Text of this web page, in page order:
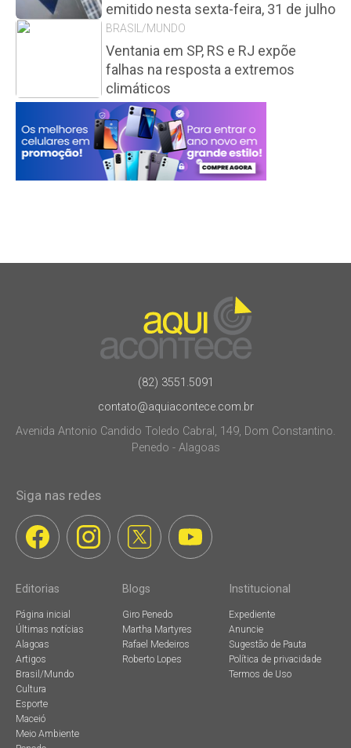
emitido nesta sexta-feira, 31 de julho
BRASIL/MUNDO
Ventania em SP, RS e RJ expõe
falhas na resposta a extremos
climáticos
(82) 3551.5091
contato@aquiacontece.com.br
Avenida Antonio Candido Toledo Cabral, 149, Dom Constantino.
Penedo - Alagoas
Siga nas redes
Editorias
Página inicial
Últimas notícias
Alagoas
Artigos
Brasil/Mundo
Cultura
Esporte
Maceió
Meio Ambiente
Blogs
Giro Penedo
Martha Martyres
Rafael Medeiros
Roberto Lopes
Institucional
Expediente
Anuncie
Sugestão de Pauta
Política de privacidade
Termos de Uso